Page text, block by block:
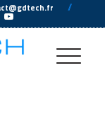
//--